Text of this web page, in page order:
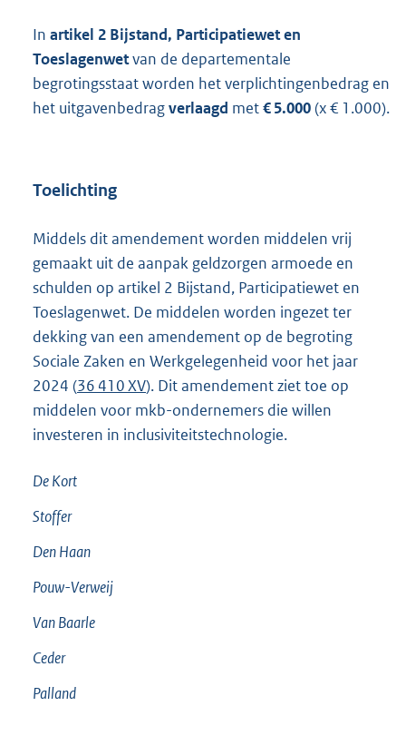
In artikel 2 Bijstand, Participatiewet en
Toeslagenwetvan de departementale
begrotingsstaat worden het verplichtingenbedrag en
het uitgavenbedragverlaagd met€ 5.000(x € 1.000).
Toelichting
Middels dit amendement worden middelen vrij
gemaakt uit de aanpak geldzorgen armoede en
schulden op artikel 2 Bijstand, Participatiewet en
Toeslagenwet. De middelen worden ingezet ter
dekking van een amendement op de begroting
Sociale Zaken en Werkgelegenheid voor het jaar
2024 (36 410 XV). Dit amendement ziet toe op
middelen voor mkb-ondernemers die willen
investeren in inclusiviteitstechnologie.
De Kort
Stoffer
Den Haan
Pouw-Verweij
Van Baarle
Ceder
Palland